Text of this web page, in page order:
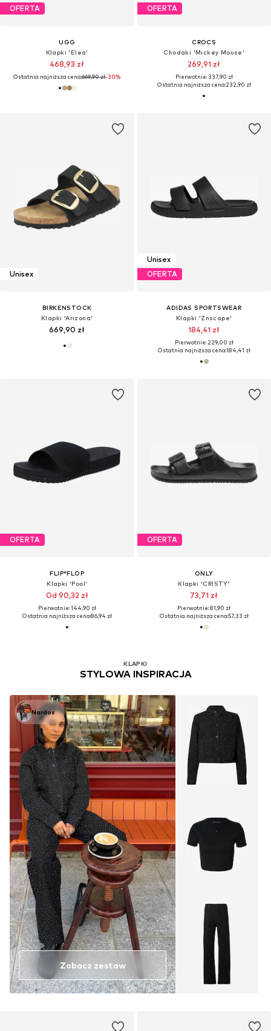
OFERTA
UGG
Klapki 'Elea'
468,93 zł
Ostatnia najniższa cena:669,90 zł-30%
OFERTA
CROCS
Chodaki 'Mickey Mouse'
269,91 zł
Pierwotnie: 337,90 zł
Ostatnia najniższa cena:232,90 zł
Unisex
BIRKENSTOCK
Klapki 'Arizona'
669,90 zł
Unisex
OFERTA
ADIDAS SPORTSWEAR
Klapki 'Znscape'
184,41 zł
Pierwotnie: 229,00 zł
Ostatnia najniższa cena:184,41 zł
OFERTA
FLIP*FLOP
Klapki 'Pool'
Od 90,32 zł
Pierwotnie: 144,90 zł
Ostatnia najniższa cena:86,94 zł
KLAPKI
STYLOWA INSPIRACJA
Nardos
Zobacz zestaw
OFERTA
ONLY
Klapki 'CRISTY'
73,71 zł
Pierwotnie: 81,90 zł
Ostatnia najniższa cena:57,33 zł